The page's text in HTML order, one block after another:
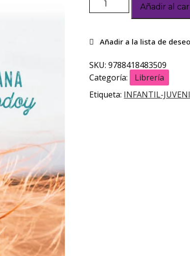
Añadir al
SKU:9788418483509
Categoría:
Librería
Etiqueta: INFANTIL-